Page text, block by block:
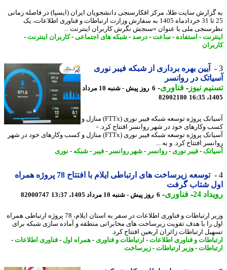
سایت طلا، مرکز افکارسنجی دانشجویان ایران (ایسپا) در فاصله زمانی
25 تا 31 خردادماه 1405 به سفارش وزارت ارتباطات و فناوری اطلاعات، یک
ملی با عنوان «سنجش نگرش کاربران اینترنت ...
-استفاده-ساعت-درصد-شبکه های اجتماعی-کاربران اینترنت-
آیین بهره برداری از شبکه فیبر نوری
در روانسر
نیوز-فناوری-
6 روز پیش - شنبه 10 مرداد
82002180
آسیاتک پروژه توسعه شبکه فیبر نوری (FTTx) منازل و
وکارهای خود در شهر روانسر افتتاح کرد. -
آسیاتک پروژه توسعه شبکه فیبر نوری (FTTx) منازل و کسب وکارهای خود در شهر
افتتاح کرد. و به ...
-فیبر نوری- روانسر -شهر روانسر -فیبر -شبکه-نوری
توسعه زیرساخت های ارتباطی ایلام با افتتاح 78 پروژه همراه
شتاب گرفت
24
-فناوری- 6 روز پیش - شنبه 10 مرداد 1405، 13:37 82000747
وزیر ارتباطات و فناوری اطلاعات در سفر به استان ایلام، 78 پروژه ارتباطی همراه
را با هدف تقویت زیرساخت های مخابراتی منطقه و آماده سازی شبکه برای
ارتباطات زائران اربعین افتتاح کرد.
و فناوری اطلاعات-ارتباطات و فناوری- همراه اول-فناوری اطلاعات-
-وزیر ارتباطات-زیرساخت